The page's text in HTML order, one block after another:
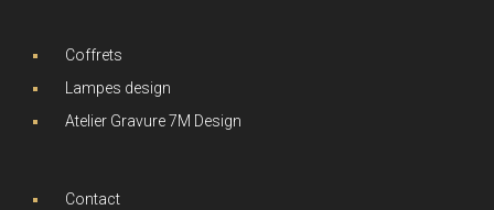
Coffrets
Lampes design
Atelier Gravure 7M Design
Contact